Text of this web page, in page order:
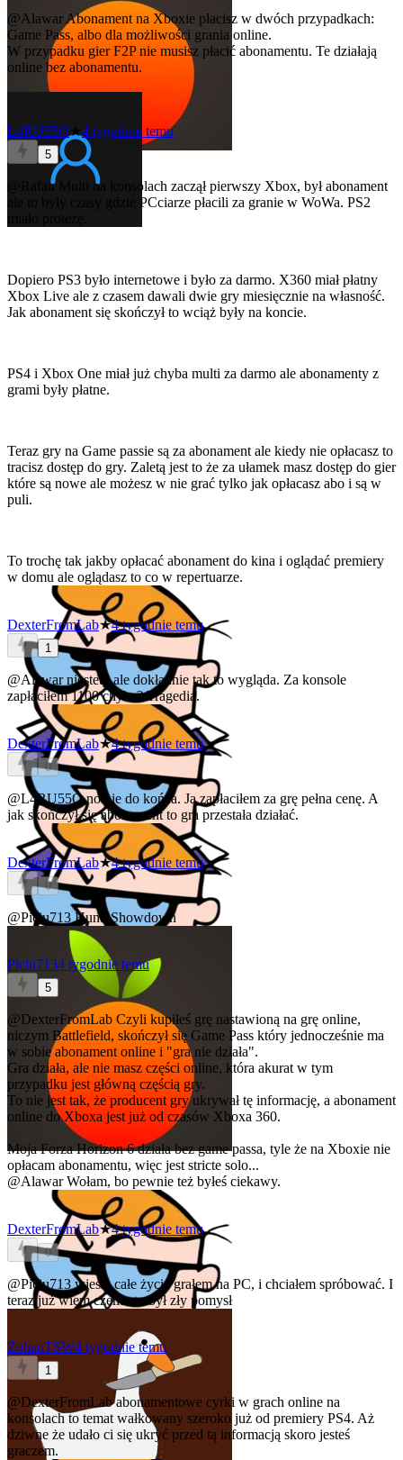
@AlawarAbonament na Xboxie płacisz w dwóch przypadkach:
Game Pass, albo dla możliwości grania online.
W przypadku gier F2P nie musisz płacić abonamentu. Te działają
online bez abonamentu.
L4RU55O★4 tygodnie temu
5
@RafauMulti na konsolach zaczął pierwszy Xbox, był abonament
ale to były czasy gdzie PCciarze płacili za granie w WoWa. PS2
Dopiero PS3 było internetowe i było za darmo. X360 miał płatny
Xbox Live ale z czasem dawali dwie gry miesięcznie na własność.
Jak abonament się skończył to wciąż były na koncie.
PS4 i Xbox One miał już chyba multi za darmo ale abonamenty z
grami były płatne.
Teraz gry na Game passie są za abonament ale kiedy nie opłacasz to
tracisz dostęp do gry. Zaletą jest to że za ułamek masz dostęp do gier
które są nowe ale możesz w nie grać tylko jak opłacasz abo i są w
puli.
To trochę tak jakby opłacać abonament do kina i oglądać premiery
w domu ale oglądasz to co w repertuarze.
DexterFromLab★4 tygodnie temu
1
@Alawarniestety ale dokładnie tak to wygląda. Za konsole
zapłaciłem 1100 chyba? Tragedia.
DexterFromLab★4 tygodnie temu
0
@L4RU55Ono nie do końca. Ja zapłaciłem za grę pełna cenę. A
jak skończył się abonament to gra przestała działać.
DexterFromLab★4 tygodnie temu
0
@Piciu713Hunt: Showdown
Piciu7134 tygodnie temu
5
@DexterFromLab Czyli kupiłeś grę nastawioną na grę online,
niczym Battlefield, skończył się Game Pass który jednocześnie ma
w sobie abonament online i "gra nie działa".
Gra działa, ale nie masz części online, która akurat w tym
przypadku jest główną częścią gry.
To nie jest tak, że producent gry ukrywał tę informację, a abonament
online do Xboxa jest już od czasów Xboxa 360.
Moja Forza Horizon 6 działa bez game passa, tyle że na Xboxie nie
opłacam abonamentu, więc jest stricte solo...
@AlawarWołam, bo pewnie też byłeś ciekawy.
DexterFromLab★4 tygodnie temu
0
@Piciu713wiesz, całe życie grałem na PC, i chciałem spróbować. I
teraz już wiem czemu to był zły pomysł
ZohanTSW4 tygodnie temu
1
@DexterFromLababonamentowe cyrki w grach online na
konsolach to temat wałkowany szeroko już od premiery PS4. Aż
dziwne że udało ci się ukryć przed tą informacją skoro jesteś
graczem.